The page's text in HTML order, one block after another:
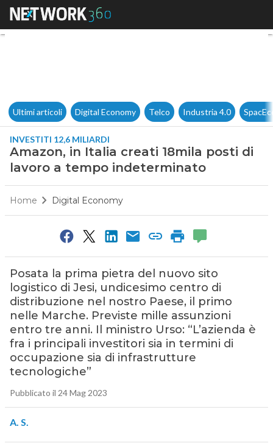
Amazon, in Italia creati
Ultimi articoli Digital Economy Telco Industria 4.0
INVESTITI 12,6 MILIARDI
Amazon, in Italia creati 18mila posti di
lavoro a tempo indeterminato
Home Digital Economy
Posata la prima pietra del nuovo sito
logistico di Jesi, undicesimo centro di
distribuzione nel nostro Paese, il primo
nelle Marche. Previste mille assunzioni
entro tre anni. Il ministro Urso: “L’azienda è
fra i principali investitori sia in termini di
occupazione sia di infrastrutture
tecnologiche”
Pubblicato il 24 Mag 2023
A. S.